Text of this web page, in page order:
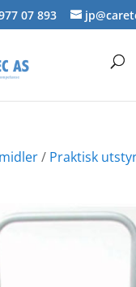
07 893
/ Praktisk